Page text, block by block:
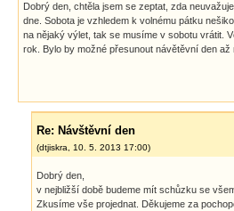
Dobrý den, chtěla jsem se zeptat, zda
dne. Sobota je vzhledem k volnému pátku
na nějaký výlet, tak se musíme v sobotu vrátit.
rok. Bylo by možné přesunout návětěvní den až
Re: Návštěvní den
(dtjiskra, 10. 5. 2013 17:00)
Dobrý den,
v nejbližší době budeme mít schůzku se
Zkusíme vše projednat. Děkujeme za